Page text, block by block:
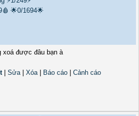
🌟0/1694🌟
xoá được đâu bạn à
| Sửa| Xóa| Báo cáo
Cảnh cáo